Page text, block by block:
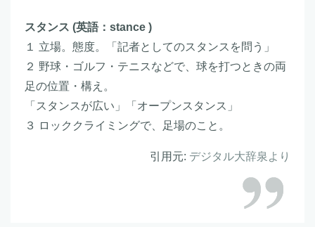
スタンス (英語：stance )
１ 立場。態度。「記者としてのスタンスを問う」
２ 野球・ゴルフ・テニスなどで、球を打つときの両
足の位置・構え。
「スタンスが広い」「オープンスタンス」
３ ロッククライミングで、足場のこと。
引用元: デジタル大辞泉より